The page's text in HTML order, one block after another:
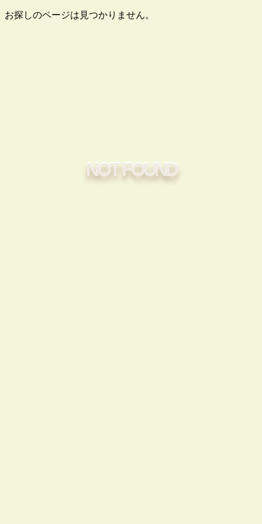
NOT FOUND
お探しのページは見つかりません。